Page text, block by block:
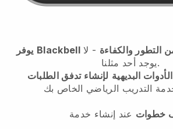
يوفر Blackbell التطور والكفاءة - لا
يوجد أحد مثلنا.
الأدوات البديهية لإنشاء تدفق الطلبات
التدريب الرياضي الخاص بك
خطوات